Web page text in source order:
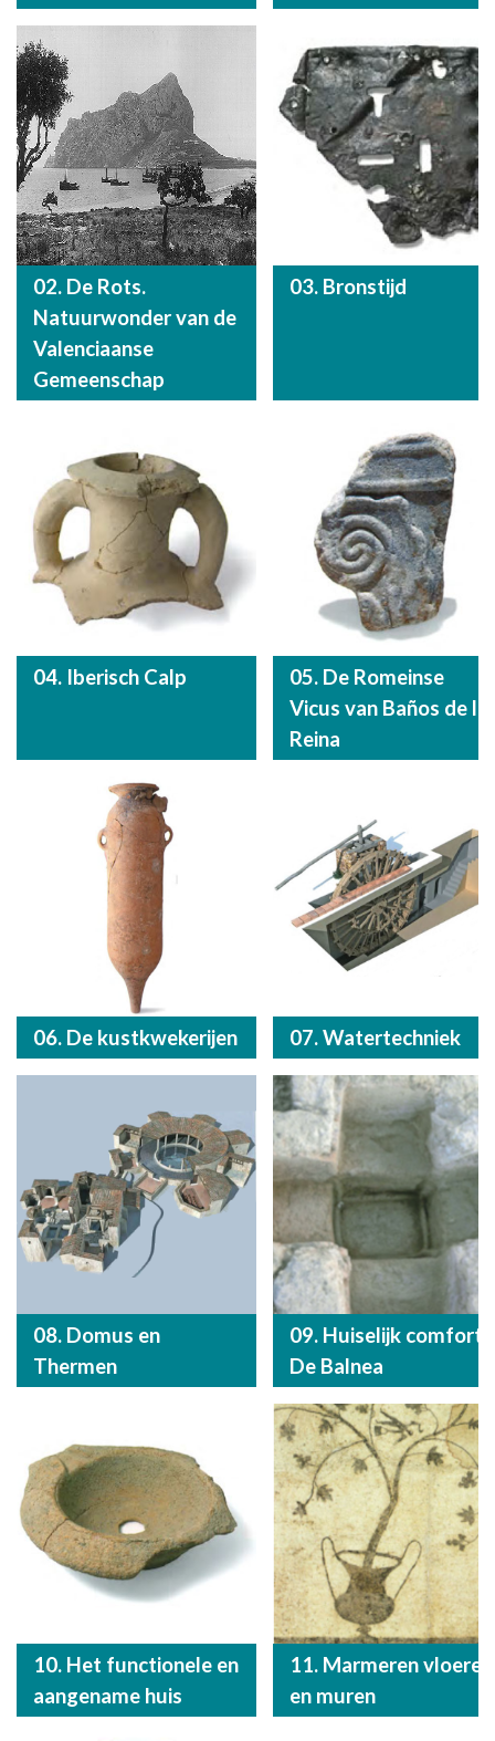
02. De Rots.
Natuurwonder van de
Valenciaanse
Gemeenschap
03. Bronstijd
04. Iberisch Calp
05. De Romeinse
Vicus van Baños de la
Reina
06. De kustkwekerijen 07. Watertechniek
08. Domus en
Thermen
09. Huiselijk comfort:
De Balnea
10. Het functionele en
aangename huis
11. Marmeren vloeren
en muren